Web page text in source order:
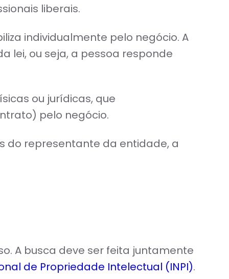
liberais.
individualmente pelo negócio. A
lei, ou seja, a pessoa responde
ou jurídicas, que
pelo negócio.
do representante da entidade, a
A busca deve ser feita juntamente
de Propriedade Intelectual (INPI).